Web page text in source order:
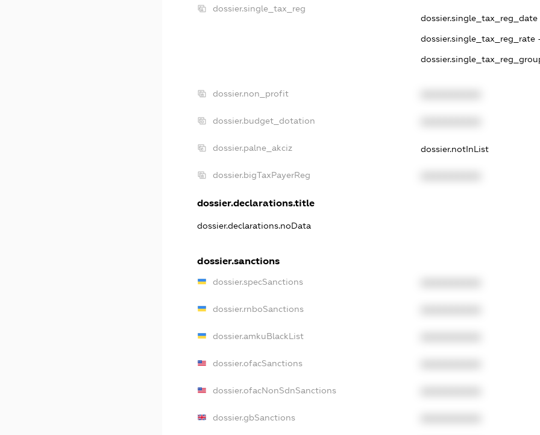
dossier.single_tax_reg
dossier.single_tax_reg_date -
dossier.single_tax_reg_rate
dossier.non_profit
dossier.budget_dotation
dossier.palne_akciz dossier.notInList
dossier.bigTaxPayerReg
dossier.declarations.title
dossier.declarations.noData
dossier.sanctions
dossier.specSanctions
dossier.rnboSanctions
dossier.amkuBlackList
dossier.ofacSanctions
dossier.ofacNonSdnSanctions
dossier.gbSanctions